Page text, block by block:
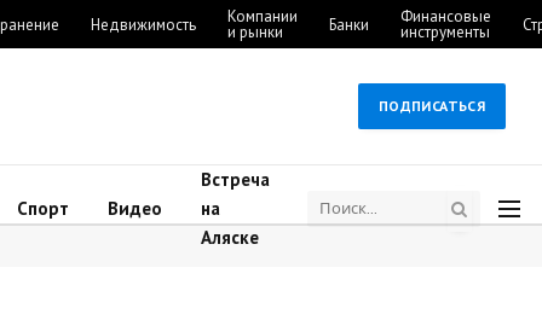
Недвижимость Компании
и рынки Банки Финансовые
инструменты
ПОДПИСАТЬСЯ
Спорт Видео
Встреча
на
Аляске